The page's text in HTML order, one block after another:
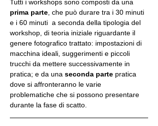
Tutti i workshops sono composti da una
prima parte , che può durare tra i 30 minuti
e i 60 minuti  a seconda della tipologia del
workshop, di teoria iniziale riguardante il
genere fotografico trattato: impostazioni di
macchina ideali, suggerimenti e piccoli
trucchi da mettere successivamente in
pratica; e da una seconda parte pratica
dove si affronteranno le varie
problematiche che si possono presentare
durante la fase di scatto.